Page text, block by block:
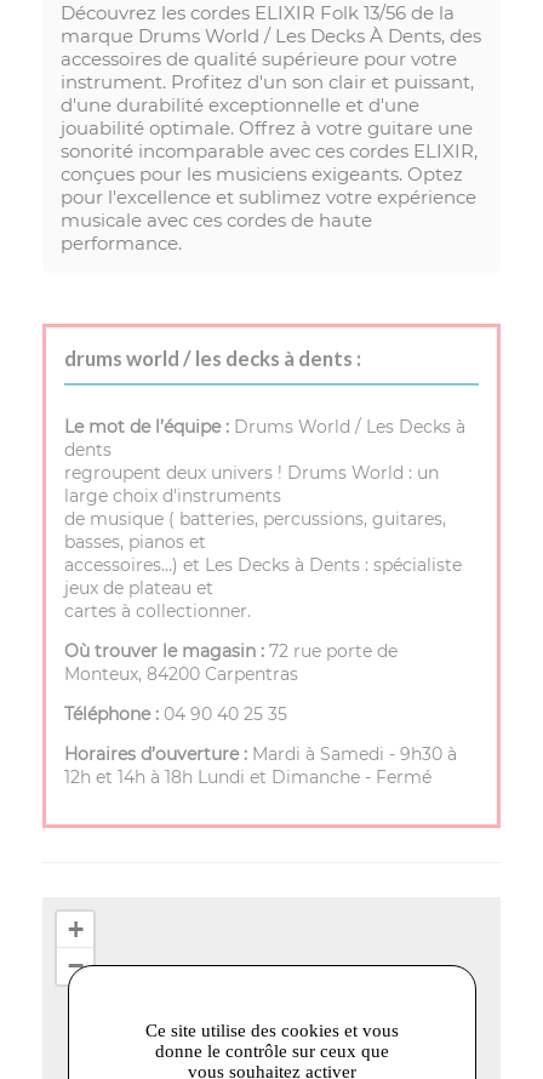
Découvrez les cordes ELIXIR Folk 13/56 de la
marque Drums World / Les Decks À Dents, des
accessoires de qualité supérieure pour votre
instrument. Profitez d'un son clair et puissant,
d'une durabilité exceptionnelle et d'une
jouabilité optimale. Offrez à votre guitare une
sonorité incomparable avec ces cordes ELIXIR,
conçues pour les musiciens exigeants. Optez
pour l'excellence et sublimez votre expérience
musicale avec ces cordes de haute
performance.
drums world / les decks à dents :
Le mot de l’équipe : Drums World / Les Decks à
dents
regroupent deux univers ! Drums World : un
large choix d'instruments
de musique ( batteries, percussions, guitares,
basses, pianos et
accessoires…) et Les Decks à Dents : spécialiste
jeux de plateau et
cartes à collectionner.
Où trouver le magasin : 72 rue porte de
Monteux, 84200 Carpentras
Téléphone : 04 90 40 25 35
Horaires d’ouverture : Mardi à Samedi - 9h30 à
12h et 14h à 18h Lundi et Dimanche - Fermé
+
−
Ce site utilise des cookies et vous
donne le contrôle sur ceux que
vous souhaitez activer